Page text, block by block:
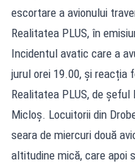
escortare a avionului
Realitatea PLUS, în
Incidentul avatic care a
jurul orei 19.00, și
Realitatea PLUS, de șeful
Micloș. Locuitorii din
seara de miercuri două
altitudine mică, care apoi